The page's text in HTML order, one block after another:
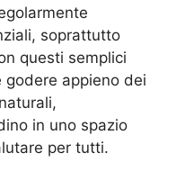
soprattutto
questi semplici
godere appieno dei
in uno spazio
per tutti.